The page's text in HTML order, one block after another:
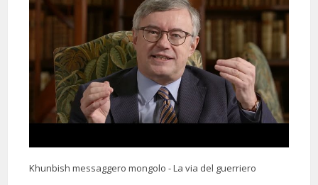
Khunbish messaggero mongolo - La via del guerriero